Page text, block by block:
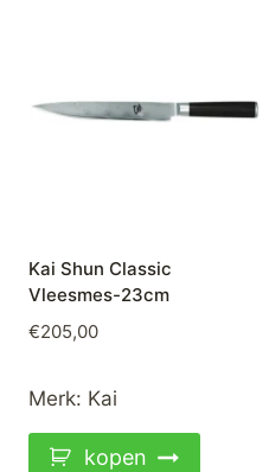
Kai Shun Classic
Vleesmes-23cm
€205,00
Merk: Kai
kopen